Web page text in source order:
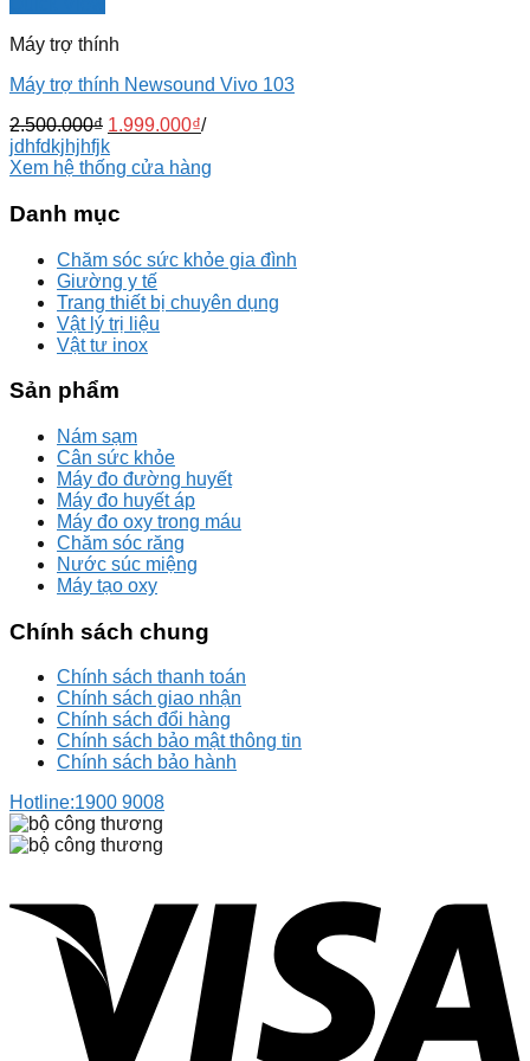
Máy trợ thính
Máy trợ thính Newsound Vivo 103
2.500.000₫ 1.999.000₫/
jdhfdkjhjhfjk
Xem hệ thống cửa hàng
Danh mục
Chăm sóc sức khỏe gia đình
Giường y tế
Trang thiết bị chuyên dụng
Vật lý trị liệu
Vật tư inox
Sản phẩm
Nám sạm
Cân sức khỏe
Máy đo đường huyết
Máy đo huyết áp
Máy đo oxy trong máu
Chăm sóc răng
Nước súc miệng
Máy tạo oxy
Chính sách chung
Chính sách thanh toán
Chính sách giao nhận
Chính sách đổi hàng
Chính sách bảo mật thông tin
Chính sách bảo hành
Hotline:1900 9008